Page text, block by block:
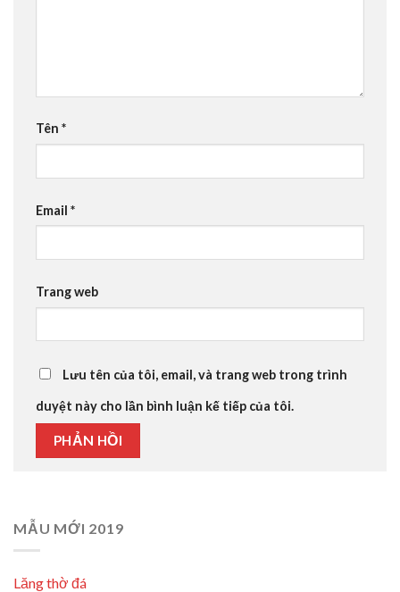
Tên *
Email *
Trang web
Lưu tên của tôi, email, và trang web trong trình
duyệt này cho lần bình luận kế tiếp của tôi.
MẪU MỚI 2019
Lăng thờ đá